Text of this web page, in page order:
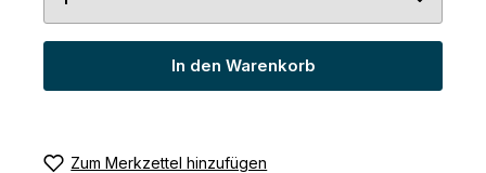
In den Warenkorb
Zum Merkzettel hinzufügen